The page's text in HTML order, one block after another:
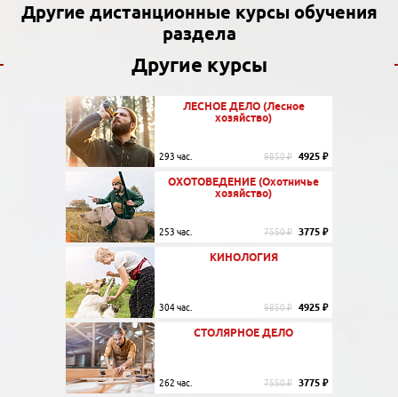
Другие дистанционные курсы обучения
раздела
Другие курсы
ЛЕСНОЕ ДЕЛО (Лесное
хозяйство)
293 час. 9850 ₽ 4925 ₽
ОХОТОВЕДЕНИЕ (Охотничье
хозяйство)
253 час. 7550 ₽ 3775 ₽
КИНОЛОГИЯ
304 час. 9850 ₽ 4925 ₽
СТОЛЯРНОЕ ДЕЛО
262 час. 7550 ₽ 3775 ₽